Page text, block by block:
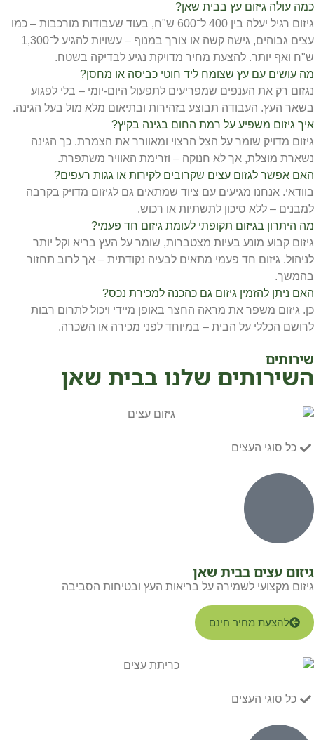
כמה עולה גיזום עץ בבית שאן?
גיזום רגיל יעלה בין 400 ל־600 ש"ח, בעוד שעבודות מורכבות – כמו
עצים גבוהים, גישה קשה או צורך במנוף – עשויות להגיע ל־1,300
ש"ח ואף יותר. להצעת מחיר מדויקת נגיע לבדיקה בשטח.
מה עושים עם עץ שצומח ליד חוטי כביסה או מחסן?
נגזום רק את הענפים שמפריעים לתפעול היום-יומי – בלי לפגוע
בשאר העץ. העבודה תבוצע בזהירות ובתיאום מלא מול בעל הגינה.
איך גיזום משפיע על רמת החום בגינה בקיץ?
גיזום מדויק שומר על הצל הרצוי ומאוורר את הצמרת. כך הגינה
נשארת מוצלת, אך לא חנוקה – וזרימת האוויר משתפרת.
האם אפשר לגזום עצים שקרובים לקירות או גגות רעפים?
בוודאי. אנחנו מגיעים עם ציוד שמתאים גם לגיזום מדויק בקרבה
למבנים – ללא סיכון לתשתיות או רכוש.
מה היתרון בגיזום תקופתי לעומת גיזום חד פעמי?
גיזום קבוע מונע בעיות מצטברות, שומר על העץ בריא וקל יותר
לניהול. גיזום חד פעמי מתאים לבעיה נקודתית – אך לרוב תחזור
בהמשך.
האם ניתן להזמין גיזום גם כהכנה למכירת נכס?
כן. גיזום משפר את מראה החצר באופן מיידי ויכול לתרום רבות
לרושם הכללי על הבית – במיוחד לפני מכירה או השכרה.
שירותים
השירותים שלנו בבית שאן
כל סוגי העצים
גיזום עצים בבית שאן
גיזום מקצועי לשמירה על בריאות העץ ובטיחות הסביבה
להצעת מחיר חינם
כל סוגי העצים